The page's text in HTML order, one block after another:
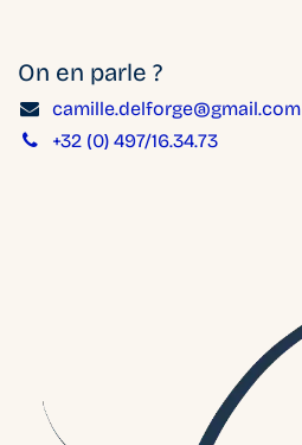
On en parle ?
camille.delforge@gmail.com
+32 (0) 497/16.34.73